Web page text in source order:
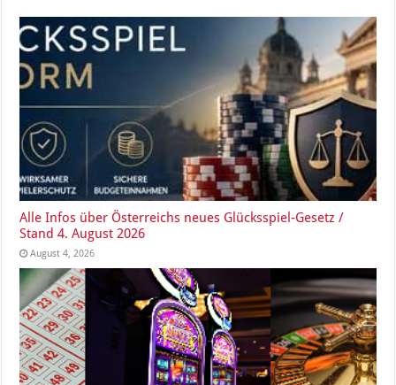
Alle Infos über Österreichs neues Glücksspiel-Gesetz /
Stand 4. August 2026
August 4, 2026